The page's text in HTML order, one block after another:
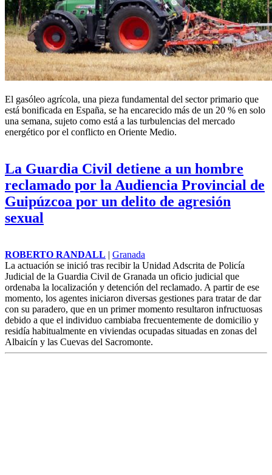
El gasóleo agrícola, una pieza fundamental del sector primario que
está bonificada en España, se ha encarecido más de un 20 % en solo
una semana, sujeto como está a las turbulencias del mercado
energético por el conflicto en Oriente Medio.
La Guardia Civil detiene a un hombre
reclamado por la Audiencia Provincial de
Guipúzcoa por un delito de agresión
sexual
ROBERTO RANDALL | Granada
La actuación se inició tras recibir la Unidad Adscrita de Policía
Judicial de la Guardia Civil de Granada un oficio judicial que
ordenaba la localización y detención del reclamado. A partir de ese
momento, los agentes iniciaron diversas gestiones para tratar de dar
con su paradero, que en un primer momento resultaron infructuosas
debido a que el individuo cambiaba frecuentemente de domicilio y
residía habitualmente en viviendas ocupadas situadas en zonas del
Albaicín y las Cuevas del Sacromonte.